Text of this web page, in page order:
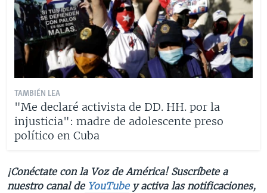
TAMBIÉN LEA
"Me declaré activista de DD. HH. por la
injusticia": madre de adolescente preso
político en Cuba
¡Conéctate con la Voz de América! Suscríbete a
nuestro canal deYouTubey activa las notificaciones,